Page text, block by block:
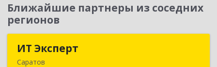
Ближайшие партнеры из соседних
регионов
ИТ Эксперт
Саратов